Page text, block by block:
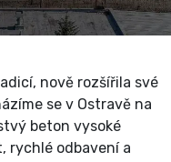
nově rozšířila své
se v Ostravě na
beton vysoké
rychlé odbavení a